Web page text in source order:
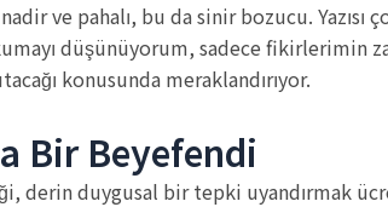
ve pahalı, bu da sinir bozucu.
düşünüyorum, sadece fikirlerimin
konusunda meraklandırıyor.
Bir Beyefendi
derin duygusal bir tepki uyandırmak